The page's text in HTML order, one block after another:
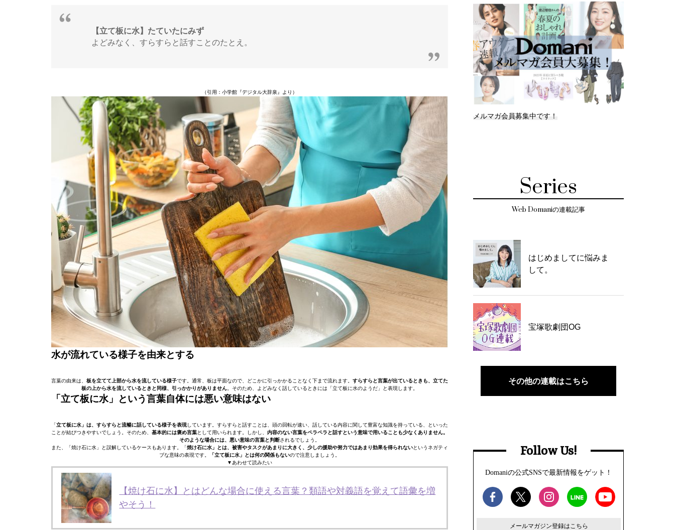
【立て板に水】たていたにみず
よどみなく、すらすらと話すことのたとえ。
（引用：小学館『デジタル大辞泉』より）
水が流れている様子を由来とする
言葉の由来は、 板を立てて上部から水を流している様子です。通常、板は平面なので、どこかに引っかかることなく下まで流れます。 すらすらと言葉が出ているときも、立てた
板の上から水を流しているときと同様、引っかかりがありません。そのため、よどみなく話しているときには「立て板に水のようだ」と表現します。
「立て板に水」という言葉自体には悪い意味はない
「立て板に水」は、すらすらと流暢に話している様子を表現しています。すらすらと話すことは、頭の回転が速い、話している内容に関して豊富な知識を持っている、といった
ことが結びつきやすいでしょう。そのため、 基本的には褒め言葉として用いられます。しかし、 内容のない言葉をペラペラと話すという意味で用いることも少なくありません。
そのような場合には、悪い意味の言葉と判断されるでしょう。
また、「焼け石に水」と誤解しているケースもあります。「焼け石に水」とは、被害やタスクがあまりに大きく、少しの援助や努力ではあまり効果を得られないというネガティ
ブな意味の表現です。
「立て板に水」とは何の関係もないので注意しましょう。
▼あわせて読みたい
【焼け石に水】とはどんな場合に使える言葉？類語や対義語を覚えて語彙を増
やそう！
メルマガ会員募集中です！
Series
Web Domaniの連載記事
はじめましてに悩みま
して。
宝塚歌劇団OG
その他の連載はこちら
Follow Us!
Domaniの公式SNSで最新情報をゲット！
メールマガジン登録はこちら